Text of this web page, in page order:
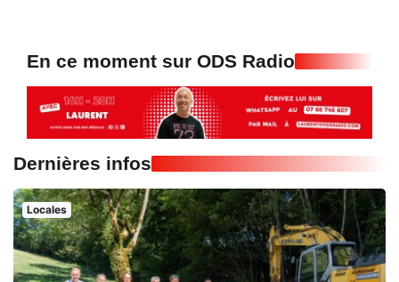
En ce moment sur ODS Radio
Dernières infos
Locales